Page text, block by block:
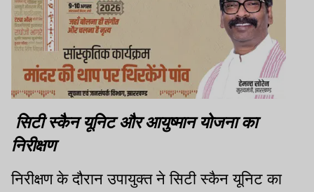
सिटी स्कैन यूनिट और आयुष्मान योजना का
निरीक्षण
निरीक्षण के दौरान उपायुक्त ने सिटी स्कैन यूनिट का